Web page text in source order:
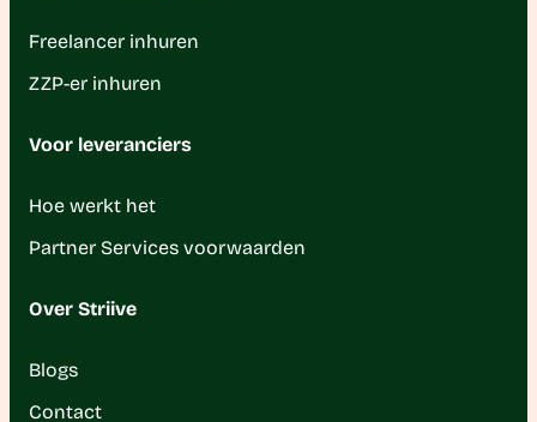
Freelancer inhuren
ZZP-er inhuren
Voor leveranciers
Hoe werkt het
Partner Services voorwaarden
Over Striive
Blogs
Contact